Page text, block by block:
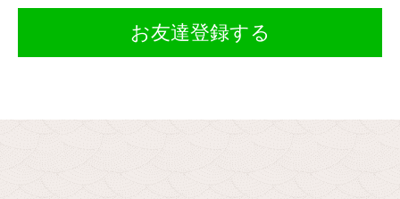
お友達登録する